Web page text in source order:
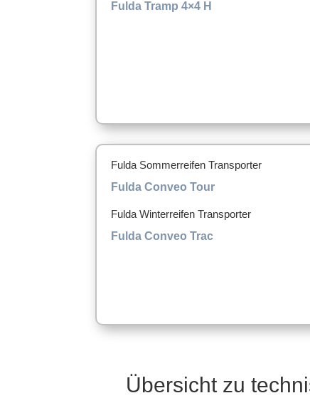
Fulda Tramp 4×4 H
Fulda Sommerreifen Transporter
Fulda Conveo Tour
Fulda Winterreifen Transporter
Fulda Conveo Trac
Übersicht zu